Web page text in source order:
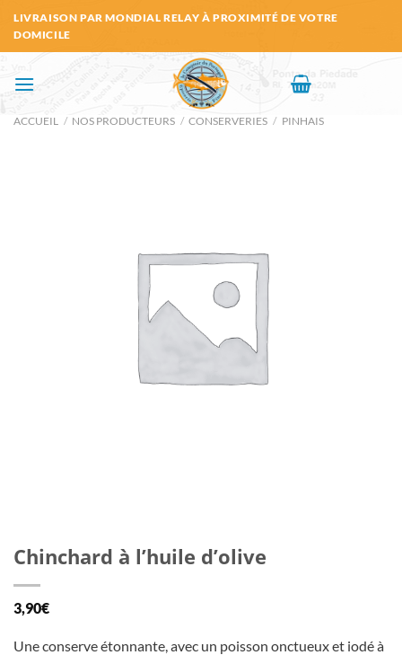
Passer
au
contenu
LIVRAISON PAR MONDIAL RELAY À PROXIMITÉ DE VOTRE
DOMICILE
ACCUEIL / NOS PRODUCTEURS / CONSERVERIES / PINHAIS
Chinchard à l’huile d’olive
3,90€
Une conserve étonnante, avec un poisson onctueux et iodé à